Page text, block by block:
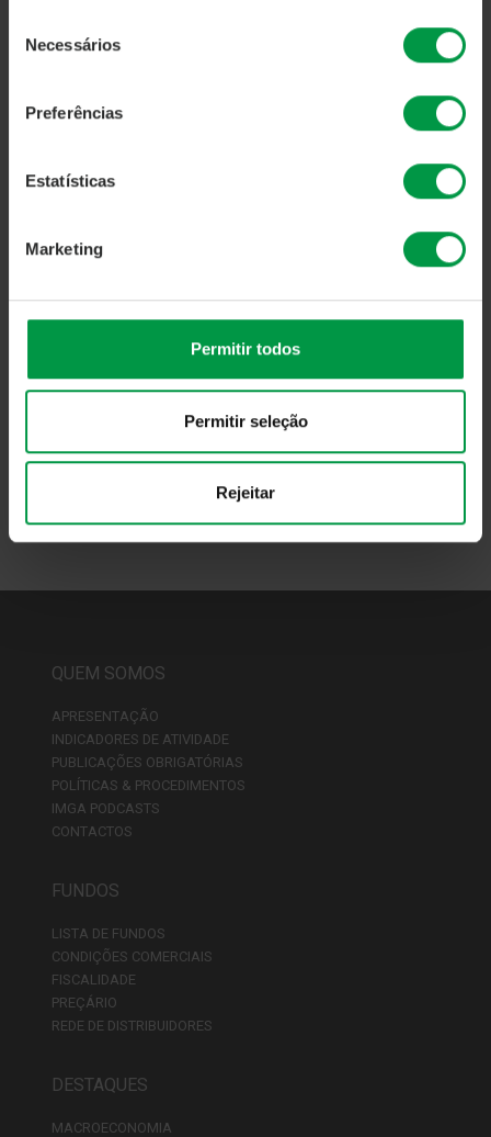
Necessários
Preferências
Estatísticas
Marketing
Permitir todos
Permitir seleção
Rejeitar
QUEM SOMOS
APRESENTAÇÃO
INDICADORES DE ATIVIDADE
PUBLICAÇÕES OBRIGATÓRIAS
POLÍTICAS & PROCEDIMENTOS
IMGA PODCASTS
CONTACTOS
FUNDOS
LISTA DE FUNDOS
CONDIÇÕES COMERCIAIS
FISCALIDADE
PREÇÁRIO
REDE DE DISTRIBUIDORES
DESTAQUES
MACROECONOMIA